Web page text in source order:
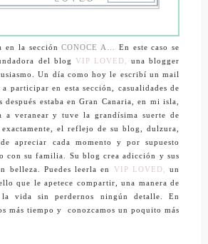
en la secciónCONOCE A…
En este caso se
del blog
VIP LOVED,
una blogger
Un día como hoy le escribí un mail
participar en esta sección, casualidades de
estaba en Gran Canaria, en mi isla,
a veranear y tuve la grandísima suerte de
exactamente, el reflejo de su blog, dulzura,
apreciar cada momento y por supuesto
con su familia. Su blog crea adicción y sus
belleza. Puedes leerla en
VIP LOVED,
un
que le apetece compartir, una manera de
vida sin perdernos ningún detalle. En
más tiempo y conozcamos un poquito más